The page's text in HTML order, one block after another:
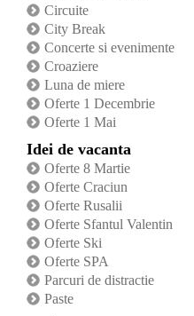
Circuite
City Break
Concerte si evenimente
Croaziere
Luna de miere
Oferte 1 Decembrie
Oferte 1 Mai
Idei de vacanta
Oferte 8 Martie
Oferte Craciun
Oferte Rusalii
Oferte Sfantul Valentin
Oferte Ski
Oferte SPA
Parcuri de distractie
Paste